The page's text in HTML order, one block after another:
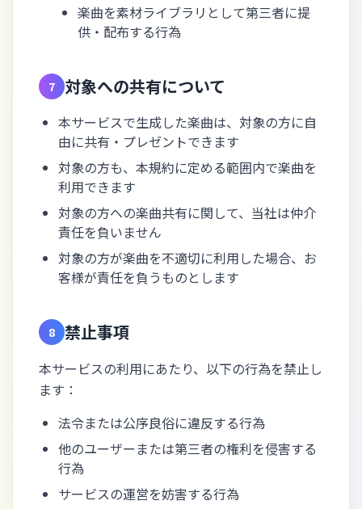
楽曲を素材ライブラリとして第三者に提
供・配布する行為
7 対象への共有について
本サービスで生成した楽曲は、対象の方に自
由に共有・プレゼントできます
対象の方も、本規約に定める範囲内で楽曲を
利用できます
対象の方への楽曲共有に関して、当社は仲介
責任を負いません
対象の方が楽曲を不適切に利用した場合、お
客様が責任を負うものとします
8 禁止事項
本サービスの利用にあたり、以下の行為を禁止し
ます：
法令または公序良俗に違反する行為
他のユーザーまたは第三者の権利を侵害する
行為
サービスの運営を妨害する行為